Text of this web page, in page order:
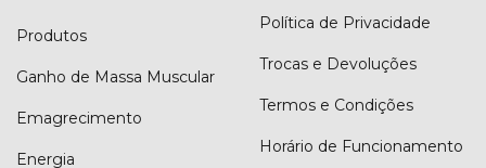
Produtos
Ganho de Massa Muscular
Emagrecimento
Energia
Política de Privacidade
Trocas e Devoluções
Termos e Condições
Horário de Funcionamento